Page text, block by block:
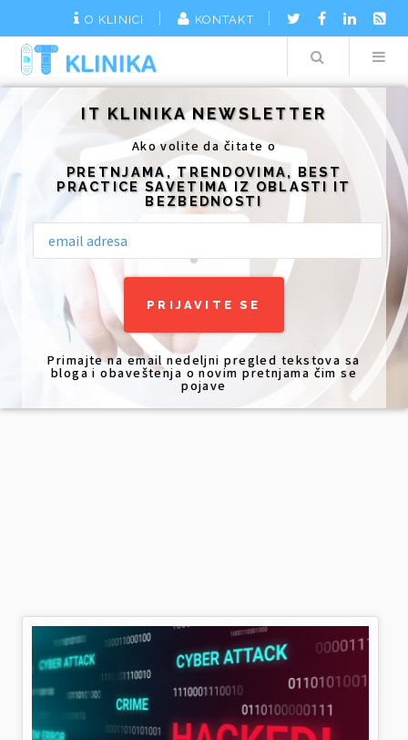
O KLINICI KONTAKT
Search
IT KLINIKA NEWSLETTER
Ako volite da čitate o
PRETNJAMA, TRENDOVIMA, BEST
PRACTICE SAVETIMA IZ OBLASTI IT
BEZBEDNOSTI
Primajte na email nedeljni pregled tekstova sa
bloga i obaveštenja o novim pretnjama čim se
pojave